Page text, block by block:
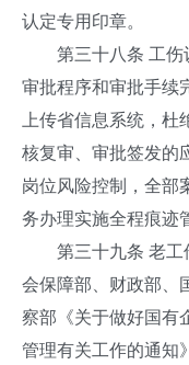
认定专用印章。
第三十八条 工伤
审批程序和审批手续
上传省信息系统，
核复审、审批签发的
岗位风险控制，全部
务办理实施全程痕迹
第三十九条 老工
会保障部、财政部、
察部《关于做好国有
管理有关工作的通知